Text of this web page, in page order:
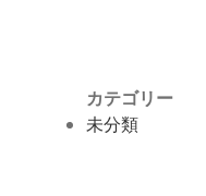
カテゴリー
未分類